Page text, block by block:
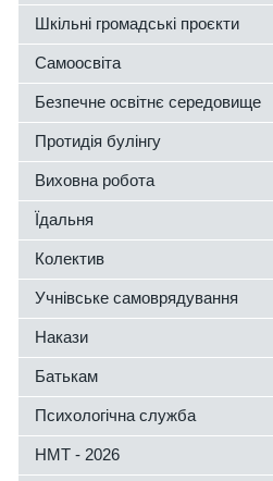
Шкільні громадські проєкти
Самоосвіта
Безпечне освітнє середовище
Протидія булінгу
Виховна робота
Їдальня
Колектив
Учнівське самоврядування
Накази
Батькам
Психологічна служба
НМТ - 2026